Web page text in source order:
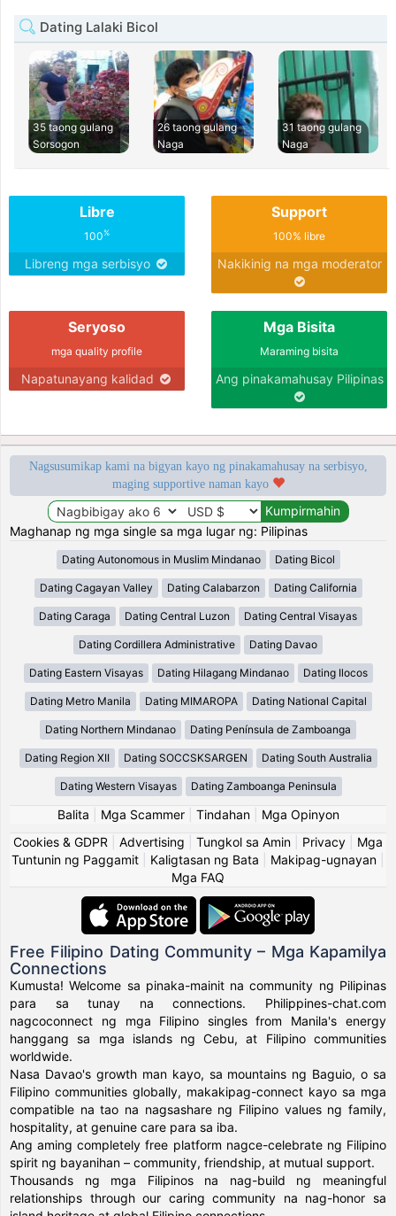
Dating Lalaki Bicol
35 taong gulang
Sorsogon
26 taong gulang
Naga
31 taong gulang
Naga
Libre
100%
Libreng mga serbisyo
Support
100% libre
Nakikinig na mga moderator
Seryoso
mga quality profile
Napatunayang kalidad
Mga Bisita
Maraming bisita
Ang pinakamahusay Pilipinas
Nagsusumikap kami na bigyan kayo ng pinakamahusay na serbisyo,
maging supportive naman kayo
Maghanap ng mga single sa mga lugar ng: Pilipinas
Dating Autonomous in Muslim Mindanao Dating Bicol
Dating Cagayan Valley Dating Calabarzon Dating California
Dating Caraga Dating Central Luzon Dating Central Visayas
Dating Cordillera Administrative Dating Davao
Dating Eastern Visayas Dating Hilagang Mindanao Dating Ilocos
Dating Metro Manila Dating MIMAROPA Dating National Capital
Dating Northern Mindanao Dating Península de Zamboanga
Dating Region XII Dating SOCCSKSARGEN Dating South Australia
Dating Western Visayas Dating Zamboanga Peninsula
Balita Mga Scammer| Tindahan| Mga Opinyon
Cookies & GDPR
Advertising Tungkol sa Amin Privacy
Mga
Tuntunin ng Paggamit
Kaligtasan ng Bata Makipag-ugnayan
Mga FAQ
Free Filipino Dating Community – Mga Kapamilya
Connections
Kumusta! Welcome sa pinaka-mainit na community ng Pilipinas
para sa tunay na connections. Philippines-chat.com
nagcoconnect ng mga Filipino singles from Manila's energy
hanggang sa mga islands ng Cebu, at Filipino communities
worldwide.
Nasa Davao's growth man kayo, sa mountains ng Baguio, o sa
Filipino communities globally, makakipag-connect kayo sa mga
compatible na tao na nagsashare ng Filipino values ng family,
hospitality, at genuine care para sa iba.
Ang aming completely free platform nagce-celebrate ng Filipino
spirit ng bayanihan – community, friendship, at mutual support.
Thousands ng mga Filipinos na nag-build ng meaningful
relationships through our caring community na nag-honor sa